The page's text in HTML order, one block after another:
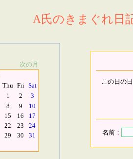
A氏のきまぐれ日
次の月
Thu Fri Sat
1
2
3
8 9
10
15 16
17
22 23
24
29 30 31
この日の
名前：